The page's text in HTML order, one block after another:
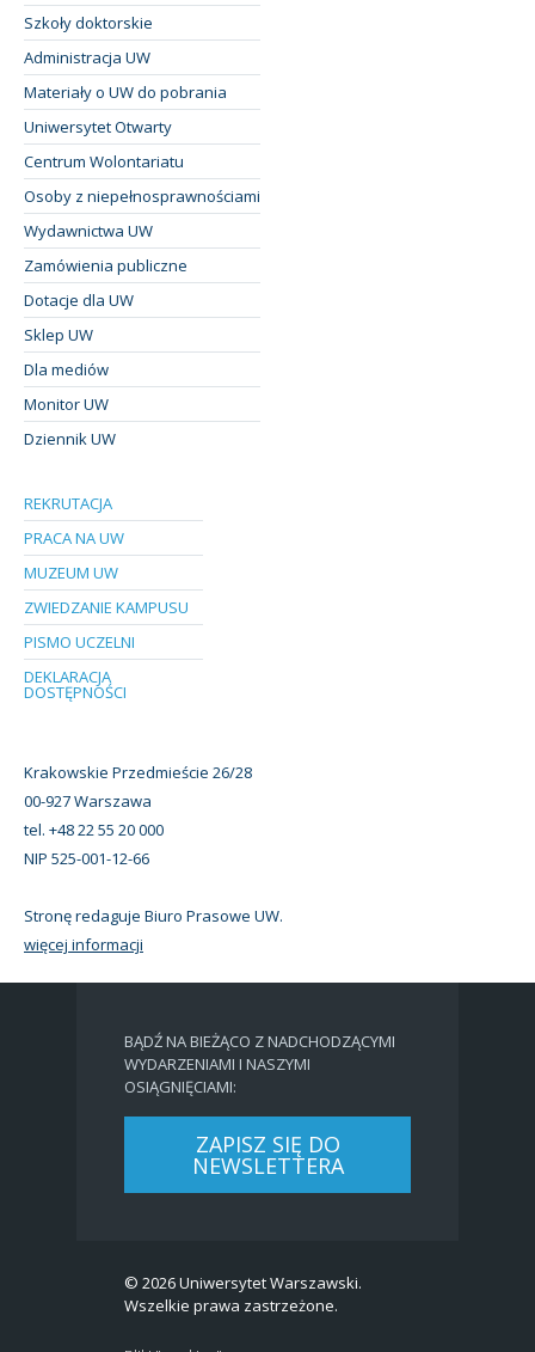
Szkoły doktorskie
Administracja UW
Materiały o UW do pobrania
Uniwersytet Otwarty
Centrum Wolontariatu
Osoby z niepełnosprawnościami
Wydawnictwa UW
Zamówienia publiczne
Dotacje dla UW
Sklep UW
Dla mediów
Monitor UW
Dziennik UW
REKRUTACJA
PRACA NA UW
MUZEUM UW
ZWIEDZANIE KAMPUSU
PISMO UCZELNI
DEKLARACJA
DOSTĘPNOŚCI
Krakowskie Przedmieście 26/28
00-927 Warszawa
tel. +48 22 55 20 000
NIP 525-001-12-66
Stronę redaguje Biuro Prasowe UW.
więcej informacji
BĄDŹ NA BIEŻĄCO Z NADCHODZĄCYMI
WYDARZENIAMI I NASZYMI
OSIĄGNIĘCIAMI:
ZAPISZ SIĘ DO
NEWSLETTERA
© 2026 Uniwersytet Warszawski.
Wszelkie prawa zastrzeżone.